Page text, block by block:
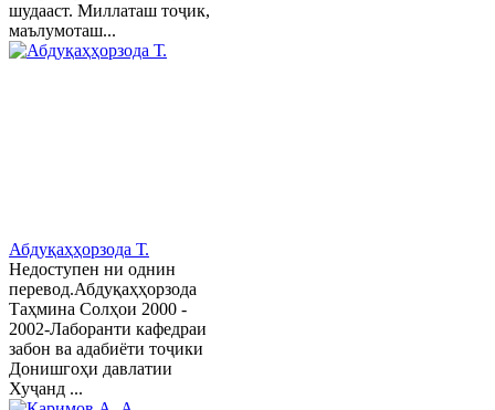
шудааст. Миллаташ тоҷик,
маълумоташ...
Абдуқаҳҳорзода Т.
Недоступен ни однин
перевод.Абдуқаҳҳорзода
Таҳмина Солҳои 2000 -
2002-Лаборанти кафедраи
забон ва адабиёти тоҷики
Донишгоҳи давлатии
Хуҷанд ...